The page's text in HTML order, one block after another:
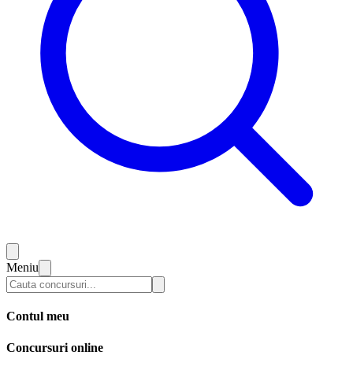
Meniu
Contul meu
Concursuri online